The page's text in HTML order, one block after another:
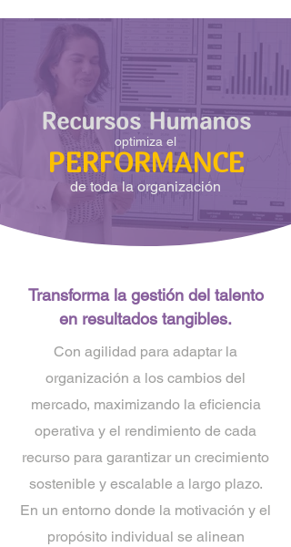
Recursos Humanos
optimiza el
PERFORMANCE
de toda la organización
Transforma la gestión del talento
en resultados tangibles.
Con agilidad para adaptar la
organización a los cambios del
mercado, maximizando la eficiencia
operativa y el rendimiento de cada
recurso para garantizar un crecimiento
sostenible y escalable a largo plazo.
En un entorno donde la motivación y el
propósito individual se alinean